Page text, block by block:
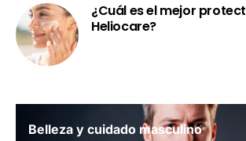
¿Cuál es el mejor
Heliocare?
Belleza y cuidado masculino